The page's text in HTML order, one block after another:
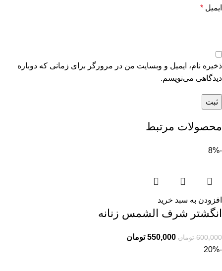
ایمیل *
ذخیره نام، ایمیل و وبسایت من در مرورگر برای زمانی که دوباره
دیدگاهی می‌نویسم.
محصولات مرتبط
-8%
افزودن به سبد خرید
انگشتر شرف الشمس زنانه
600,000 تومان 550,000 تومان
-20%